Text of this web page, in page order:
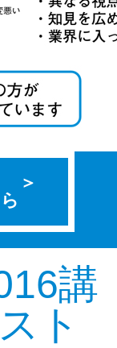
講
ト